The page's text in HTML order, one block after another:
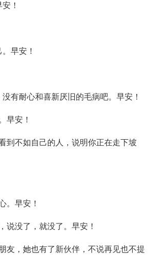
！
早安！
有耐心和喜新厌旧的毛病吧。早安！
早安！
到不如自己的人，说明你正在走下坡
。早安！
说没了，就没了。早安！
友，她也有了新伙伴，不说再见也不提